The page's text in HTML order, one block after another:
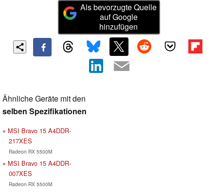
Als bevorzugte Quelle
auf Google
hinzufügen
Ähnliche Geräte mit den
selben Spezifikationen
MSI Bravo 15 A4DDR-
217XES
Radeon RX 5500M
MSI Bravo 15 A4DDR-
007XES
Radeon RX 5500M